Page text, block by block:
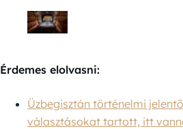
Érdemes elolvasni:
Üzbegisztán történelmi
választásokat tartott, itt